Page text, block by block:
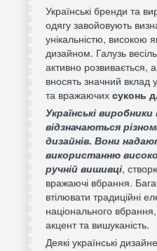
Українські бренди та
одягу завойовують
унікальністю, високою
дизайном. Галузь
активно розвивається,
вносять значний вклад
та вражаючих суконь
Українські
відзначаються
дизайнів. Вони
використанню
ручній вишивці,
вражаючі вбрання.
втілювати традиційні
національного
акцент та вишуканість.
Деякі українські